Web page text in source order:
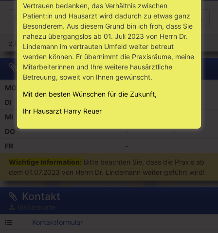
z.B. Rezept Überweisung
Sprechzeiten
MO
DI
MI
DO
-
-
FR
-
Wichtige Information: Bitte beachten Sie, dass die Praxis ab
dem 01.07.2023 von Herrn Dr. Lindemann weiter geführt wird!
Kontakt
Kontaktformular
Vertrauen bedanken, das Verhältnis zwischen
Patient:in und Hausarzt wird dadurch zu etwas ganz
Besonderem. Aus diesem Grund bin ich froh, dass Sie
nahezu übergangslos ab 01. Juli 2023 von Herrn Dr.
Lindemann im vertrauten Umfeld weiter betreut
werden können. Er übernimmt die Praxisräume, meine
Mitarbeiterinnen und Ihre weitere hausärztliche
Betreuung, soweit von Ihnen gewünscht.
Mit den besten Wünschen für die Zukunft,
Ihr Hausarzt Harry Reuer